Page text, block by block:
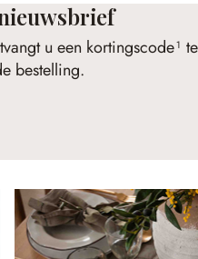
u een kortingscode¹
bestelling.